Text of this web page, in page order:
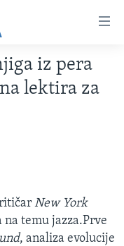
iz pera
lektira za
New York
temu jazza.Prve
, analiza evolucije